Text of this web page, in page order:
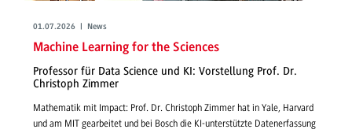
01.07.2026 | News
Machine Learning for the Sciences
Professor für Data Science und KI: Vorstellung Prof. Dr.
Christoph Zimmer
Mathematik mit Impact: Prof. Dr. Christoph Zimmer hat in Yale, Harvard
und am MIT gearbeitet und bei Bosch die KI-unterstützte Datenerfassung